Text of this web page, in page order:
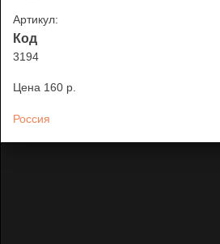
Артикул:
Код
3194
Цена 160 p.
Россия